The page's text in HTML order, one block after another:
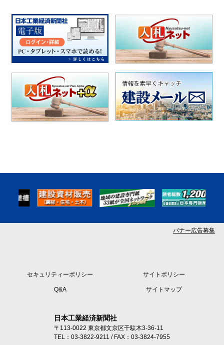
バナー広告募集
セキュリティーポリシー サイトポリシー
Q&A サイトマップ
日本工業経済新聞社
〒113-0022 東京都文京区千駄木3-36-11
TEL：03-3822-9211 / FAX：03-3824-7955